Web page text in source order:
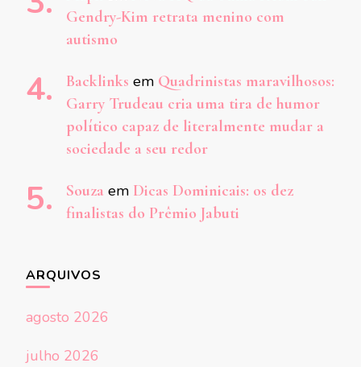
Gendry-Kim retrata menino com
autismo
Backlinks em Quadrinistas maravilhosos:
Garry Trudeau cria uma tira de humor
político capaz de literalmente mudar a
sociedade a seu redor
Souza em Dicas Dominicais: os dez
finalistas do Prêmio Jabuti
ARQUIVOS
agosto 2026
julho 2026